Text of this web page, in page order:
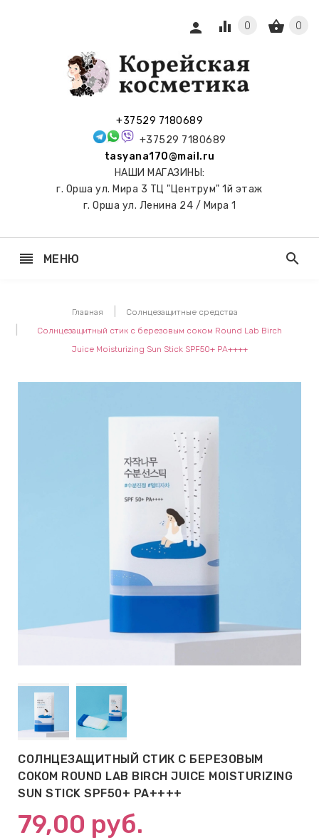
+37529 7180689
+37529 7180689
tasyana170@mail.ru
НАШИ МАГАЗИНЫ:
г. Орша ул. Мира 3 ТЦ "Центрум" 1й этаж
г. Орша ул. Ленина 24 / Мира 1
person shopping_basket 0
equalizer 0
reorder МЕНЮ
ТОНЕРЫ,
keyboard_arrow_right
КРЕМЫ
ПАТЧИ
search
Главная
Солнцезащитные средства
Солнцезащитный стик с березовым соком Round Lab Birch
Juice Moisturizing Sun Stick SPF50+ PA++++
СОЛНЦЕЗАЩИТНЫЙ СТИК С БЕРЕЗОВЫМ
СОКОМ ROUND LAB BIRCH JUICE MOISTURIZING
SUN STICK SPF50+ PA++++
79,00 руб.